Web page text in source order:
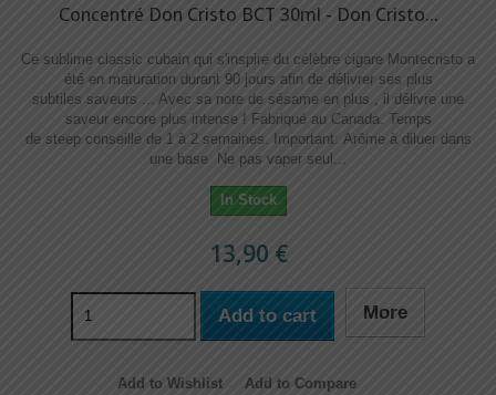
Concentré Don Cristo BCT 30ml - Don Cristo...
Ce sublime classic cubain qui s'inspire du célèbre cigare Montecristo a
été en maturation durant 90 jours afin de délivrer ses plus
subtiles saveurs ... Avec sa note de sésame en plus , il délivre une
saveur encore plus intense ! Fabriqué au Canada. Temps
de steep conseillé de 1 à 2 semaines. Important: Arôme à diluer dans
une base Ne pas vaper seul...
In Stock
13,90 €
Add to cart More
Add to Wishlist Add to Compare